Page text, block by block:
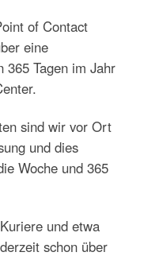
of Contact
eine
365 Tagen im Jahr
sind wir vor Ort
und dies
Woche und 365
und etwa
schon über